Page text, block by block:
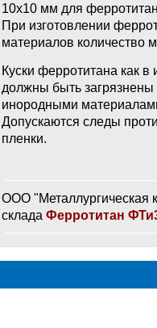
10x10 мм для
При изготовлении
материалов количество
Куски ферротитана как в
должны быть
инородными
Допускаются следы
пленки.
ООО "Металлургическая
складаФерротитан